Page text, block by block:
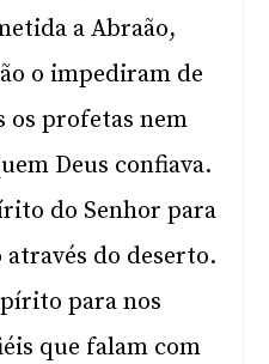
a Abraão,
o impediram de
os profetas nem
Deus confiava.
do Senhor para
do deserto.
para nos
que falam com